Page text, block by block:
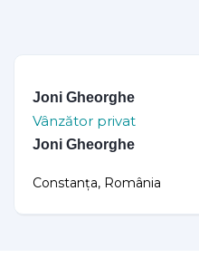
Joni Gheorghe
Vânzător privat
Joni Gheorghe
Constanța, România